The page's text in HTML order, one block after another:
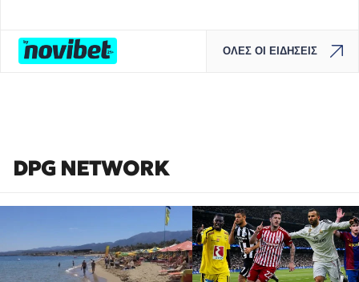
ΟΛΕΣ ΟΙ ΕΙΔΗΣΕΙΣ
DPG NETWORK